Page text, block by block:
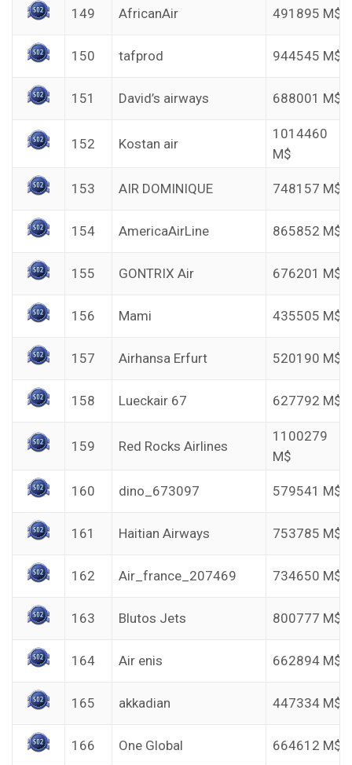
149 AfricanAir 491895 M$
150 tafprod 944545 M$
151 David’s airways 688001 M$
152 Kostan air
1014460
M$
153 AIR DOMINIQUE 748157 M$
154 AmericaAirLine 865852 M$
155 GONTRIX Air 676201 M$
156 Mami 435505 M$
157 Airhansa Erfurt 520190 M$
158 Lueckair 67 627792 M$
159 Red Rocks Airlines
1100279
M$
160 dino_673097 579541 M$
161 Haitian Airways 753785 M$
162 Air_france_207469 734650 M$
163 Blutos Jets 800777 M$
164 Air enis 662894 M$
165 akkadian 447334 M$
166 One Global 664612 M$